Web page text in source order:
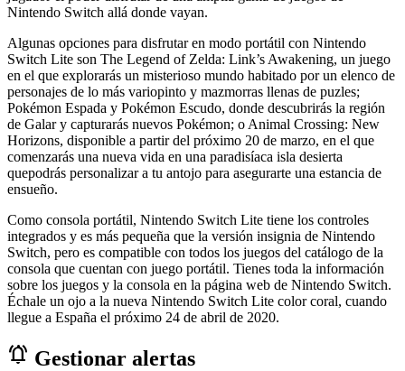
Nintendo Switch allá donde vayan.
Algunas opciones para disfrutar en modo portátil con Nintendo
Switch Lite son The Legend of Zelda: Link’s Awakening, un juego
en el que explorarás un misterioso mundo habitado por un elenco de
personajes de lo más variopinto y mazmorras llenas de puzles;
Pokémon Espada y Pokémon Escudo, donde descubrirás la región
de Galar y capturarás nuevos Pokémon; o Animal Crossing: New
Horizons, disponible a partir del próximo 20 de marzo, en el que
comenzarás una nueva vida en una paradisíaca isla desierta
quepodrás personalizar a tu antojo para asegurarte una estancia de
ensueño.
Como consola portátil, Nintendo Switch Lite tiene los controles
integrados y es más pequeña que la versión insignia de Nintendo
Switch, pero es compatible con todos los juegos del catálogo de la
consola que cuentan con juego portátil. Tienes toda la información
sobre los juegos y la consola en la página web de Nintendo Switch.
Échale un ojo a la nueva Nintendo Switch Lite color coral, cuando
llegue a España el próximo 24 de abril de 2020.
notifications_active Gestionar alertas